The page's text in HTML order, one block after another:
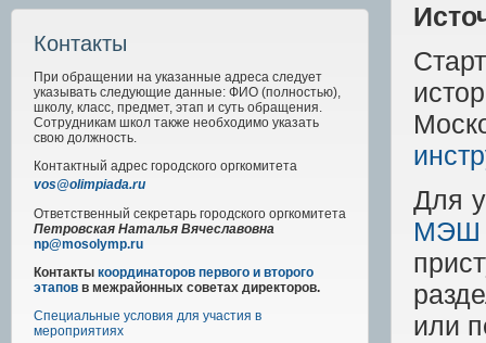
Контакты
При обращении на указанные адреса следует
указывать следующие данные: ФИО (полностью),
школу, класс, предмет, этап и суть обращения.
Сотрудникам школ также необходимо указать
свою должность.
Контактный адрес городского оргкомитета
vos@olimpiada.ru
Ответственный секретарь городского оргкомитета
Петровская Наталья Вячеславовна
np@mosolymp.ru
Контакты координаторов первого и второго
этапов в межрайонных советах директоров.
Специальные условия для участия в
мероприятиях
Для
МЭШ
или